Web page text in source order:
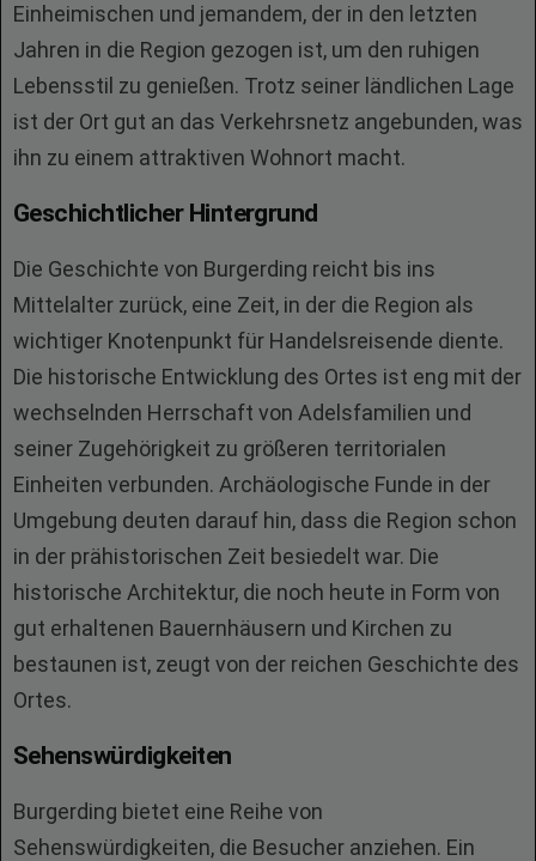
Einheimischen und jemandem, der in den letzten
Jahren in die Region gezogen ist, um den ruhigen
Lebensstil zu genießen. Trotz seiner ländlichen Lage
ist der Ort gut an das Verkehrsnetz angebunden, was
ihn zu einem attraktiven Wohnort macht.
Geschichtlicher Hintergrund
Die Geschichte von Burgerding reicht bis ins
Mittelalter zurück, eine Zeit, in der die Region als
wichtiger Knotenpunkt für Handelsreisende diente.
Die historische Entwicklung des Ortes ist eng mit der
wechselnden Herrschaft von Adelsfamilien und
seiner Zugehörigkeit zu größeren territorialen
Einheiten verbunden. Archäologische Funde in der
Umgebung deuten darauf hin, dass die Region schon
in der prähistorischen Zeit besiedelt war. Die
historische Architektur, die noch heute in Form von
gut erhaltenen Bauernhäusern und Kirchen zu
bestaunen ist, zeugt von der reichen Geschichte des
Ortes.
Sehenswürdigkeiten
Burgerding bietet eine Reihe von
Sehenswürdigkeiten, die Besucher anziehen. Ein